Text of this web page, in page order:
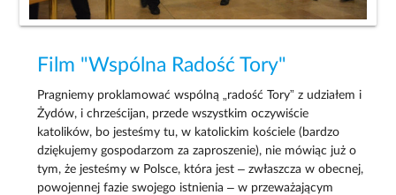
Film "Wspólna Radość Tory"
Pragniemy proklamować wspólną „radość Tory” z udziałem i
Żydów, i chrześcijan, przede wszystkim oczywiście
katolików, bo jesteśmy tu, w katolickim kościele (bardzo
dziękujemy gospodarzom za zaproszenie), nie mówiąc już o
tym, że jesteśmy w Polsce, która jest – zwłaszcza w obecnej,
powojennej fazie swojego istnienia – w przeważającym